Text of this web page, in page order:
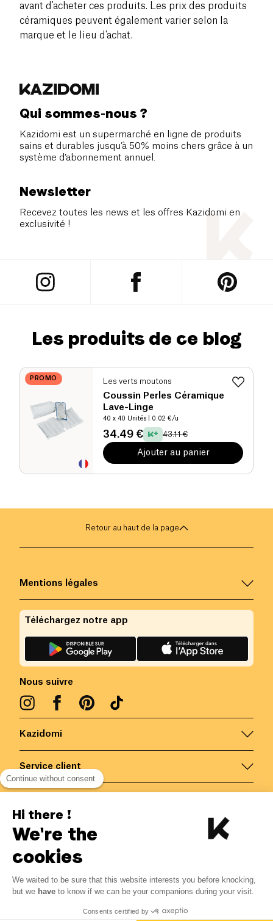
avant d'acheter ces produits. Les prix des produits
céramiques peuvent également varier selon la
marque et le lieu d'achat.
Qui sommes-nous ?
Kazidomi est un supermarché en ligne de produits
sains et durables jusqu’à 50% moins chers grâce à un
système d’abonnement annuel.
Newsletter
Recevez toutes les news et les offres Kazidomi en
exclusivité !
Les produits de ce blog
PROMO Les verts moutons
Coussin Perles Céramique
Lave-Linge
40 x 40 Unités | 0.02 €/u
34.49 € 43.11 €
Ajouter au panier
Retour au haut de la page
Kazidomi
Service client
Mentions légales
Nous suivre
Téléchargez notre app
Belgique/FR
Tous droits réservés
Continue without consent
Hi there !
We're the
cookies
We waited to be sure that this website interests you before knocking,
but we have to know if we can be your companions during your visit.
Consents certified by